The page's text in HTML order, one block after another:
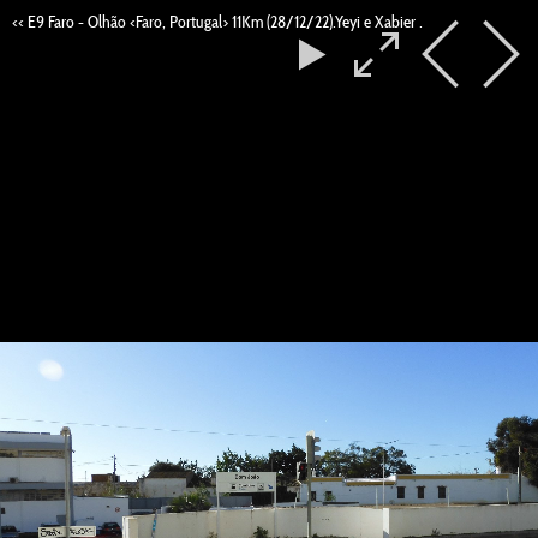
<< E9 Faro - Olhão <Faro, Portugal> 11Km (28/12/22).Yeyi e Xabier .